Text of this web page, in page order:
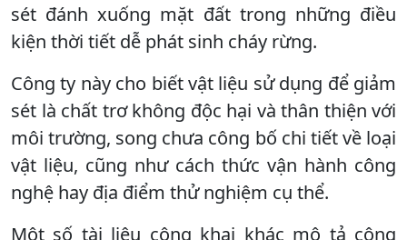
sét đánh xuống mặt đất trong những điều
kiện thời tiết dễ phát sinh cháy rừng.
Công ty này cho biết vật liệu sử dụng để giảm
sét là chất trơ không độc hại và thân thiện với
môi trường, song chưa công bố chi tiết về loại
vật liệu, cũng như cách thức vận hành công
nghệ hay địa điểm thử nghiệm cụ thể.
Một số tài liệu công khai khác mô tả công